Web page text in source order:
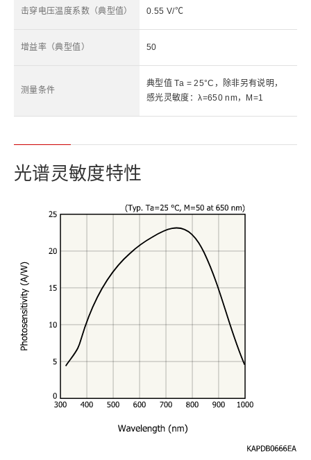
击穿电压温度系数（典型值） 0.55 V/℃
增益率（典型值） 50
测量条件
典型值 Ta = 25°C，除非另有说明，
感光灵敏度：λ=650 nm，M=1
光谱灵敏度特性